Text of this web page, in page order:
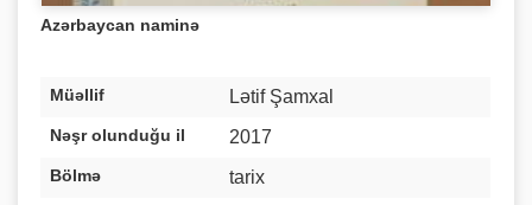
Azərbaycan naminə
Müəllif Lətif Şamxal
Nəşr olunduğu il 2017
Bölmə tarix